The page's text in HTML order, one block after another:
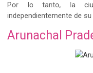
Por lo tanto, la
independientemente de
Arunachal